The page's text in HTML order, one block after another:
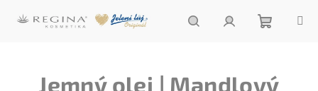
košík
Jemný olej | Mandlový